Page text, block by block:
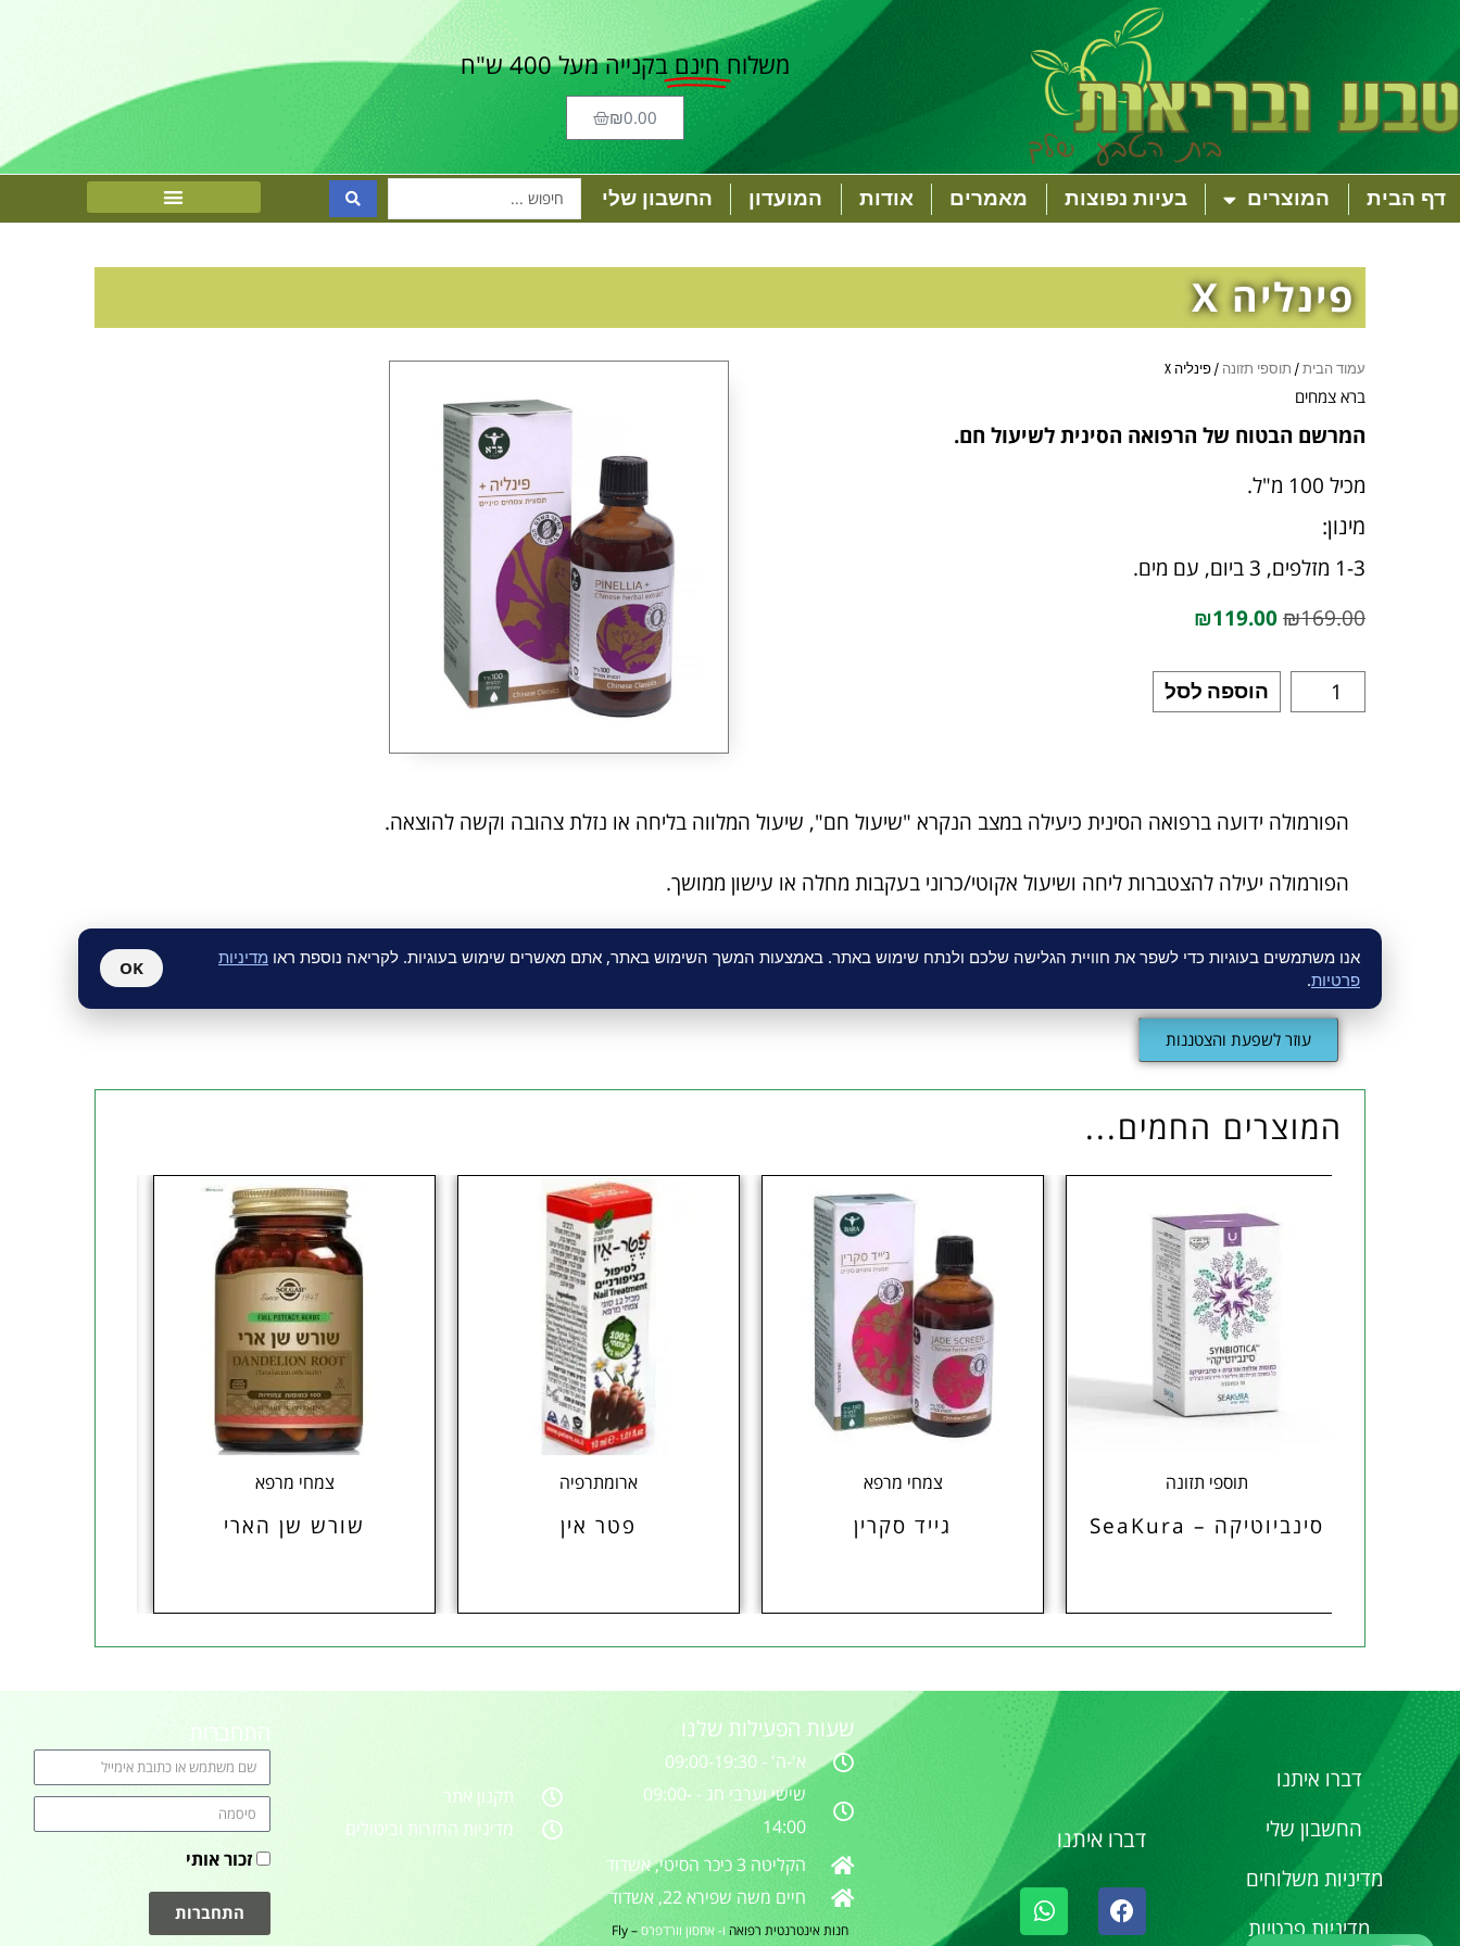
משלוח חינם בקנייה מעל 400 ש"ח
₪0.00
דף הבית המוצרים בעיות נפוצות מאמרים אודות המועדון החשבון שלי
פינליה X
עמוד הבית/ תוספי תזונה / פינליה X
ברא צמחים
המרשם הבטוח של הרפואה הסינית לשיעול חם.
מכיל 100 מ"ל.
מינון:
1-3 מזלפים, 3 ביום, עם מים.
₪169.00
₪119.00
הוספה לסל
הפורמולה ידועה ברפואה הסינית כיעילה במצב הנקרא "שיעול חם", שיעול המלווה בליחה או נזלת צהובה וקשה להוצאה.
הפורמולה יעילה להצטברות ליחה ושיעול אקוטי/כרוני בעקבות מחלה או עישון ממושך.
אם פסק השיעול ונעלמו הליחה והנזלת, יש להפסיק את השימוש בפורמולה.
עוזר לשפעת והצטננות
המוצרים החמים...
תוספי תזונה
סינביוטיקה – SeaKura
צמחי מרפא
גייד סקרין
ארומתרפיה
פטר אין
צמחי מרפא
שורש שן הארי
דברו איתנו
החשבון שלי
מדיניות משלוחים
מדיניות פרטיות
דברו איתנו
שעות הפעילות שלנו
א'-ה' - 09:00-19:30
שישי וערבי חג - 09:00-
14:00
הקליטה 3 כיכר הסיטי, אשדוד
חיים משה שפירא 22, אשדוד
חנות אינטרנטית רפואה ו- אחסון וורדפרס–
Fly
תקנון אתר
מדיניות החזרות וביטולים
התחברות
זכור אותי
התחברות
אנו משתמשים בעוגיות כדי לשפר את חוויית הגלישה שלכם ולנתח שימוש באתר. באמצעות המשך השימוש באתר, אתם מאשרים שימוש בעוגיות. לקריאה נוספת ראו מדיניות
פרטיות.
OK